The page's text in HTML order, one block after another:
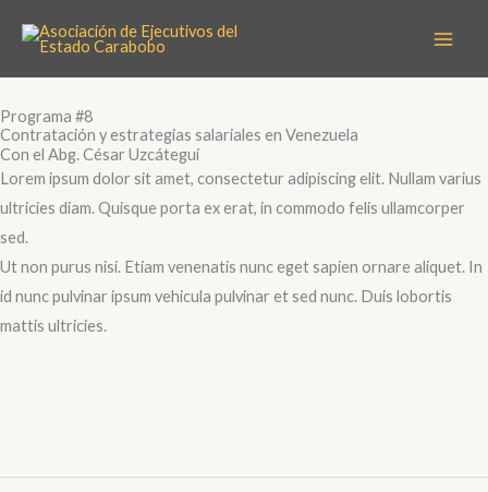
Programa #8
Contratación y estrategias salariales en Venezuela
Con el Abg. César Uzcátegui
Lorem ipsum dolor sit amet, consectetur adipiscing elit. Nullam varius
ultricies diam. Quisque porta ex erat, in commodo felis ullamcorper
sed.
Ut non purus nisi. Etiam venenatis nunc eget sapien ornare aliquet. In
id nunc pulvinar ipsum vehicula pulvinar et sed nunc. Duis lobortis
mattis ultricies.